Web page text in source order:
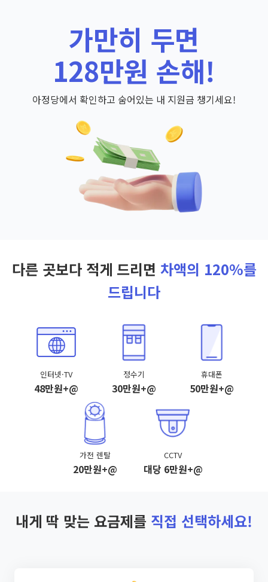
가만히 두면
128만원 손해!
아정당에서 확인하고 숨어있는 내 지원금 챙기세요!
다른 곳보다 적게 드리면 차액의 120%를
드립니다
인터넷·TV
48만원+@
정수기
30만원+@
휴대폰
50만원+@
가전 렌탈
20만원+@
CCTV
대당 6만원+@
내게 딱 맞는 요금제를 직접 선택하세요!